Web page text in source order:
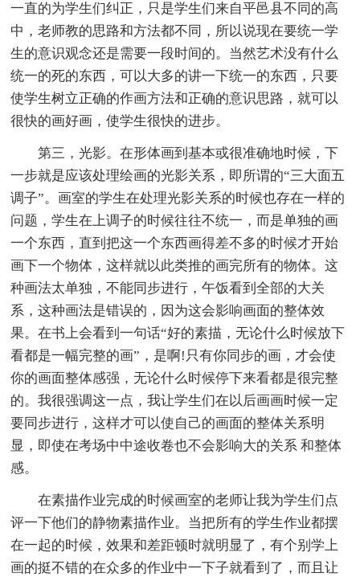
一直的为学生们纠正，只是学生们来自平邑县不同的高
中，老师教的思路和方法都不同，所以说现在要统一学
生的意识观念还是需要一段时间的。当然艺术没有什么
统一的死的东西，可以大多的讲一下统一的东西，只要
使学生树立正确的作画方法和正确的意识思路，就可以
很快的画好画，使学生很快的进步。
第三，光影。在形体画到基本或很准确地时候，下
一步就是应该处理绘画的光影关系，即所谓的“三大面五
调子”。画室的学生在处理光影关系的时候也存在一样的
问题，学生在上调子的时候往往不统一，而是单独的画
一个东西，直到把这一个东西画得差不多的时候才开始
画下一个物体，这样就以此类推的画完所有的物体。这
种画法太单独，不能同步进行，午饭看到全部的大关
系，这种画法是错误的，因为这会影响画面的整体效
果。在书上会看到一句话“好的素描，无论什么时候放下
看都是一幅完整的画”，是啊!只有你同步的画，才会使
你的画面整体感强，无论什么时候停下来看都是很完整
的。我很强调这一点，我让学生们在以后画画时候一定
要同步进行，这样才可以使自己的画面的整体关系明
显，即使在考场中中途收卷也不会影响大的关系 和整体
感。
在素描作业完成的时候画室的老师让我为学生们点
评一下他们的静物素描作业。当把所有的学生作业都摆
在一起的时候，效果和差距顿时就明显了，有个别学上
画的挺不错的在众多的作业中一下子就看到了，而且让